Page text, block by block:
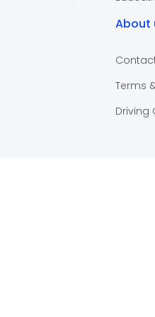
About
Terms
Driving